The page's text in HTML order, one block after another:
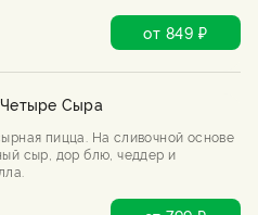
от 849 ₽
Сыра
пицца. На сливочной основе
сыр, дор блю, чеддер и